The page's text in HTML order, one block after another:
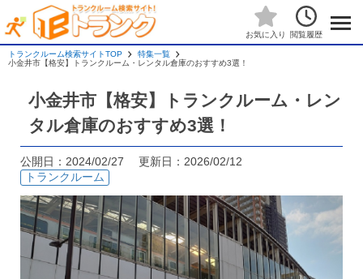
お気に入り 閲覧履歴
トランクルーム検索サイトTOP
特集一覧
小金井市【格安】トランクルーム・レンタル倉庫のおすすめ3選！
小金井市【格安】トランクルーム・レン
タル倉庫のおすすめ3選！
公開日：2024/02/27 更新日：2026/02/12
トランクルーム